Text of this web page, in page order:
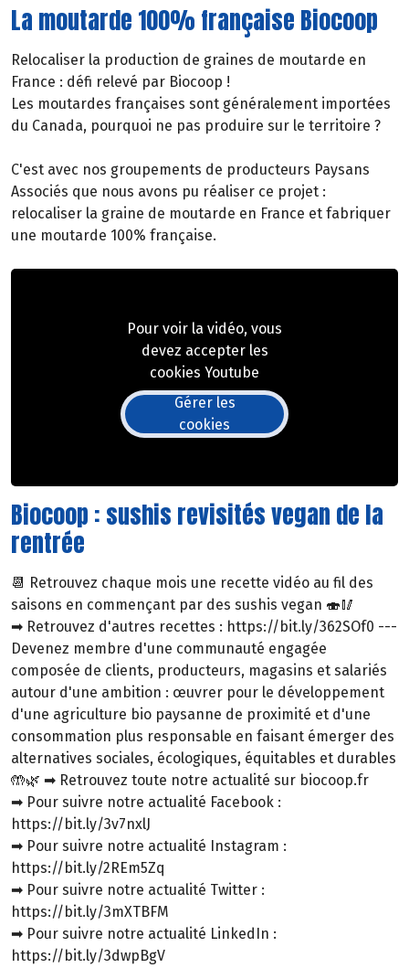
La moutarde 100% française Biocoop
Relocaliser la production de graines de moutarde en
France : défi relevé par Biocoop !
Les moutardes françaises sont généralement importées
du Canada, pourquoi ne pas produire sur le territoire ?
C'est avec nos groupements de producteurs Paysans
Associés que nous avons pu réaliser ce projet :
relocaliser la graine de moutarde en France et fabriquer
une moutarde 100% française.
Pour voir la vidéo, vous
devez accepter les
cookies Youtube
Gérer les
cookies
Biocoop : sushis revisités vegan de la
rentrée
📆 Retrouvez chaque mois une recette vidéo au fil des
saisons en commençant par des sushis vegan 🍣🥢
➡ Retrouvez d'autres recettes : https://bit.ly/362SOf0 ---
Devenez membre d'une communauté engagée
composée de clients, producteurs, magasins et salariés
autour d'une ambition : œuvrer pour le développement
d'une agriculture bio paysanne de proximité et d'une
consommation plus responsable en faisant émerger des
alternatives sociales, écologiques, équitables et durables
🤲🌿 ➡ Retrouvez toute notre actualité sur biocoop.fr
➡ Pour suivre notre actualité Facebook :
https://bit.ly/3v7nxlJ
➡ Pour suivre notre actualité Instagram :
https://bit.ly/2REm5Zq
➡ Pour suivre notre actualité Twitter :
https://bit.ly/3mXTBFM
➡ Pour suivre notre actualité LinkedIn :
https://bit.ly/3dwpBgV